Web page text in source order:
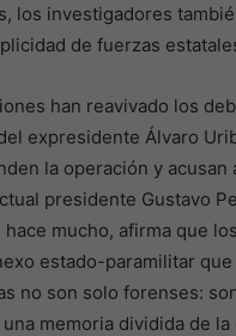
los investigadores
de fuerzas
han reavivado los
expresidente Álvaro
la operación y acusan
presidente Gustavo
hace mucho, afirma que
estado-paramilitar
no son solo forenses:
memoria dividida de la